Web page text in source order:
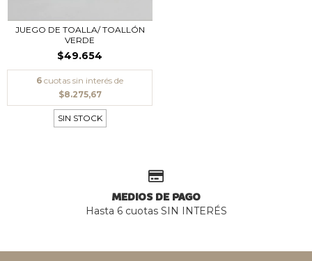
JUEGO DE TOALLA/ TOALLÓN
VERDE
$49.654
6 cuotas sin interés de
$8.275,67
SIN STOCK
MEDIOS DE PAGO
Hasta 6 cuotas SIN INTERÉS